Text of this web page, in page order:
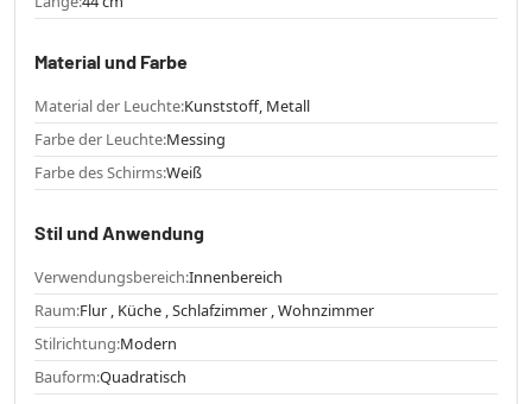
Material und Farbe
Material der Leuchte:Kunststoff, Metall
Farbe der Leuchte:Messing
Farbe des Schirms:Weiß
Stil und Anwendung
Verwendungsbereich:Innenbereich
Raum:Flur , Küche , Schlafzimmer , Wohnzimmer
Stilrichtung:Modern
Bauform:Quadratisch